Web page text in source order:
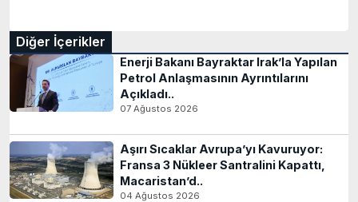
Diğer İçerikler
Enerji Bakanı Bayraktar Irak’la Yapılan
Petrol Anlaşmasının Ayrıntılarını
Açıkladı..
07 Ağustos 2026
Aşırı Sıcaklar Avrupa’yı Kavuruyor:
Fransa 3 Nükleer Santralini Kapattı,
Macaristan’d..
04 Ağustos 2026